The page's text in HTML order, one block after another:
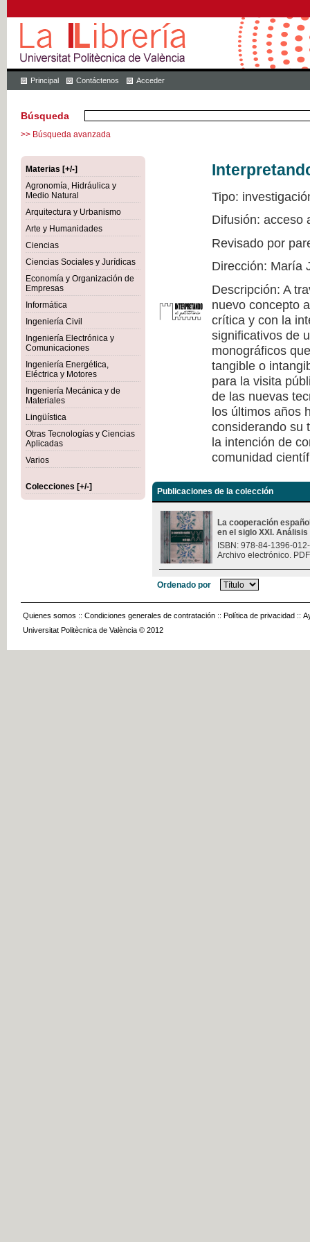
Principal Contáctenos Acceder
Búsqueda
>> Búsqueda avanzada
Materias [+/-]
Agronomía, Hidráulica y
Medio Natural
Arquitectura y Urbanismo
Arte y Humanidades
Ciencias
Ciencias Sociales y Jurídicas
Economía y Organización de
Empresas
Informática
Ingeniería Civil
Ingeniería Electrónica y
Comunicaciones
Ingeniería Energética,
Eléctrica y Motores
Ingeniería Mecánica y de
Materiales
Lingüística
Otras Tecnologías y Ciencias
Aplicadas
Varios
Colecciones [+/-]
Tipo:
Difusión: acceso
Revisado por
Dirección: María
Descripción: A
nuevo concepto
crítica y con la
significativos de
monográficos
tangible o
para la visita
de las nuevas
los últimos años
considerando su
la intención de
comunidad
Publicaciones de la colección
La cooperación
en el siglo XXI.
ISBN: 978-84-1396-
Archivo electrónico.
Ordenado por
Quienes somos :: Condiciones generales de contratación :: Política de privacidad ::
Universitat Politècnica de València © 2012